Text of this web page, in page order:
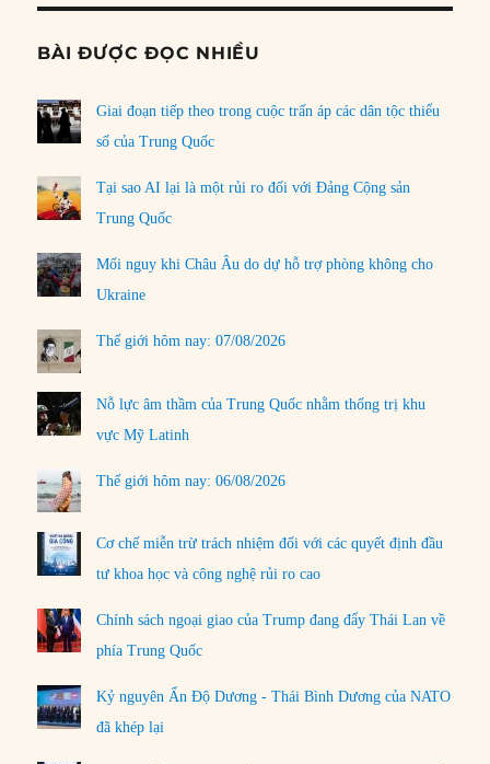
BÀI ĐƯỢC ĐỌC NHIỀU
Giai đoạn tiếp theo trong cuộc trấn áp các dân tộc thiểu
số của Trung Quốc
Tại sao AI lại là một rủi ro đối với Đảng Cộng sản
Trung Quốc
Mối nguy khi Châu Âu do dự hỗ trợ phòng không cho
Ukraine
Thế giới hôm nay: 07/08/2026
Nỗ lực âm thầm của Trung Quốc nhằm thống trị khu
vực Mỹ Latinh
Thế giới hôm nay: 06/08/2026
Cơ chế miễn trừ trách nhiệm đối với các quyết định đầu
tư khoa học và công nghệ rủi ro cao
Chính sách ngoại giao của Trump đang đẩy Thái Lan về
phía Trung Quốc
Kỷ nguyên Ấn Độ Dương - Thái Bình Dương của NATO
đã khép lại